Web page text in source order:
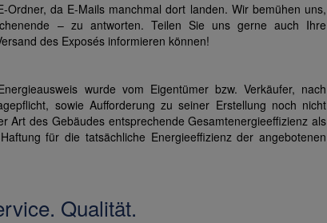
Ordner, da E-Mails manchmal dort landen. Wir bemühen uns,
– zu antworten. Teilen Sie uns gerne auch Ihre
des Exposés informieren können!
wurde vom Eigentümer bzw. Verkäufer, nach
sowie Aufforderung zu seiner Erstellung noch nicht
Art des Gebäudes entsprechende Gesamtenergieeffizienz als
für die tatsächliche Energieeffizienz der angebotenen
Qualität.